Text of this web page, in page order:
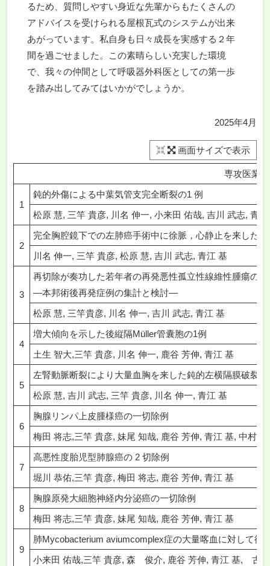
るため、質問しやすい身近な先輩からもたくさんの
アドバイスを受けられる屋根瓦式のシステムが出来
あがっています。私自身も日々成長を実感する２年
間を過ごせました。この素晴らしい充実した環境
で、我々の仲間として呼吸器外科医としての第一歩
を踏み出してみてはいかがでしょうか。
2025年4月
画面サイズで表示
専攻医業
1
鈍的外傷による中葉気管支完全断裂の1 例
松原 慧, 三竿 貴彦, 川名 伸一, 小来田 佑哉, 吉川 武志, 青江
2
完全胸腔鏡下での左肺癌手術中に徐脈，心静止を来した1
川名 伸一, 三竿 貴彦, 松原 慧, 吉川 武志, 青江 基
3
再切除が奏功した若年者の再発悪性孤立性線維性腫瘍の1
―本邦術後再発症例の集計と検討―
松原 慧, 三竿貴彦, 川名 伸一, 吉川 武志, 青江 基
4
増大傾向を示した後縦隔Müller管囊胞の1例
土生 智大,三竿 貴彦, 川名 伸一, 鹿谷 芳伸, 青江 基
5
左腎動脈断裂により大量血胸を来した鈍的左横隔膜破裂の
松原 慧, 吉川 武志, 三竿 貴彦, 川名 伸一, 青江 基
6
胸腺リンパ上皮腫様癌の一切除例
梅田 将志,三竿 貴彦, 妹尾 知哉, 鹿谷 芳伸, 青江 基, 中村 聡
7
高悪性度胎児型肺腺癌の 2 切除例
堀川 恭佑,三竿 貴彦, 梅田 将志, 鹿谷 芳伸, 青江 基
8
胸腺原発大細胞神経内分泌癌の一切除例
梅田 将志,三竿 貴彦, 妹尾 知哉, 鹿谷 芳伸, 青江 基
9
肺Mycobacterium aviumcomplex症の大量喀血に対して術
小来田 佑哉,三竿 貴彦, 森 俊介, 鹿谷 芳伸, 青江 基, 古